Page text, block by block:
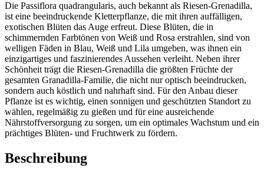
Die Passiflora quadrangularis, auch bekannt als Riesen-Grenadilla,
ist eine beeindruckende Kletterpflanze, die mit ihren auffälligen,
exotischen Blüten das Auge erfreut. Diese Blüten, die in
schimmernden Farbtönen von Weiß und Rosa erstrahlen, sind von
welligen Fäden in Blau, Weiß und Lila umgeben, was ihnen ein
einzigartiges und faszinierendes Aussehen verleiht. Neben ihrer
Schönheit trägt die Riesen-Grenadilla die größten Früchte der
gesamten Granadilla-Familie, die nicht nur optisch beeindrucken,
sondern auch köstlich und nahrhaft sind. Für den Anbau dieser
Pflanze ist es wichtig, einen sonnigen und geschützten Standort zu
wählen, regelmäßig zu gießen und für eine ausreichende
Nährstoffversorgung zu sorgen, um ein optimales Wachstum und ein
prächtiges Blüten- und Fruchtwerk zu fördern.
Beschreibung